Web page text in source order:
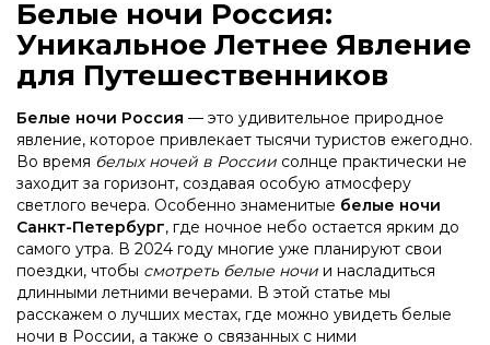
Белые ночи Россия:
Уникальное Летнее Явление
для Путешественников
Белые ночи Россия — это удивительное природное
явление, которое привлекает тысячи туристов ежегодно.
Во время белых ночей в России солнце практически не
заходит за горизонт, создавая особую атмосферу
светлого вечера. Особенно знаменитые белые ночи
Санкт-Петербург, где ночное небо остается ярким до
самого утра. В 2024 году многие уже планируют свои
поездки, чтобы смотреть белые ночи и насладиться
длинными летними вечерами. В этой статье мы
расскажем о лучших местах, где можно увидеть белые
ночи в России, а также о связанных с ними